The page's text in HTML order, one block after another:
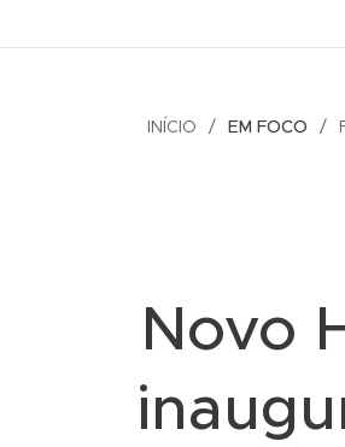
INÍCIO EM FOCO
Novo